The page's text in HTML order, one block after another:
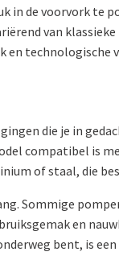
de voorvork te
van
en technologische
die je in
compatibel is
of staal, die
Sommige
en
bent, is